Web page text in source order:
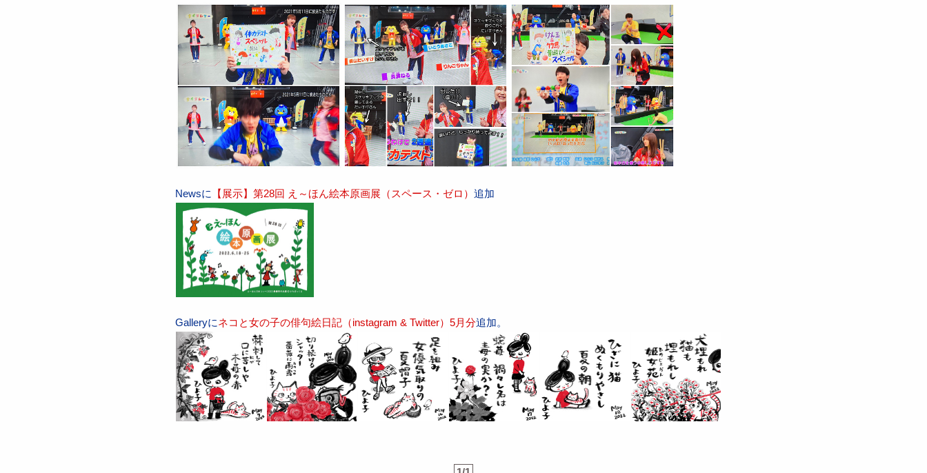
Newsに 【展示】第28回 え～ほん絵本原画展（スペース・ゼロ） 追加
Galleryにネコと女の子の俳句絵日記（instagram & Twitter）5月分追加。